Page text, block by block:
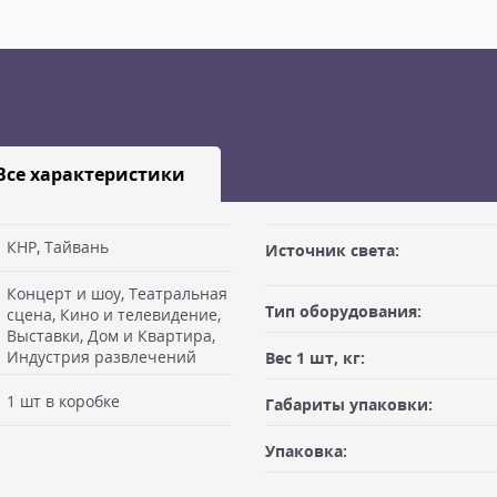
характеристики
после предоплаты или
необходимо иметь при
либо документ
отгрузки. При оплате в
габаритами не более
Доставка по Москве, МО и
Отправку по России с ПВЗ
руб, весом не более 10 кг и
КНР, Тайвань Источник света:
Концерт и шоу, Театральная
сцена, Кино и телевидение,
Выставки, Дом и Квартира,
Индустрия развлечений
Тип оборудования:
Вес 1 шт, кг:
Габариты упаковки:
1 шт в коробке
Упаковка: